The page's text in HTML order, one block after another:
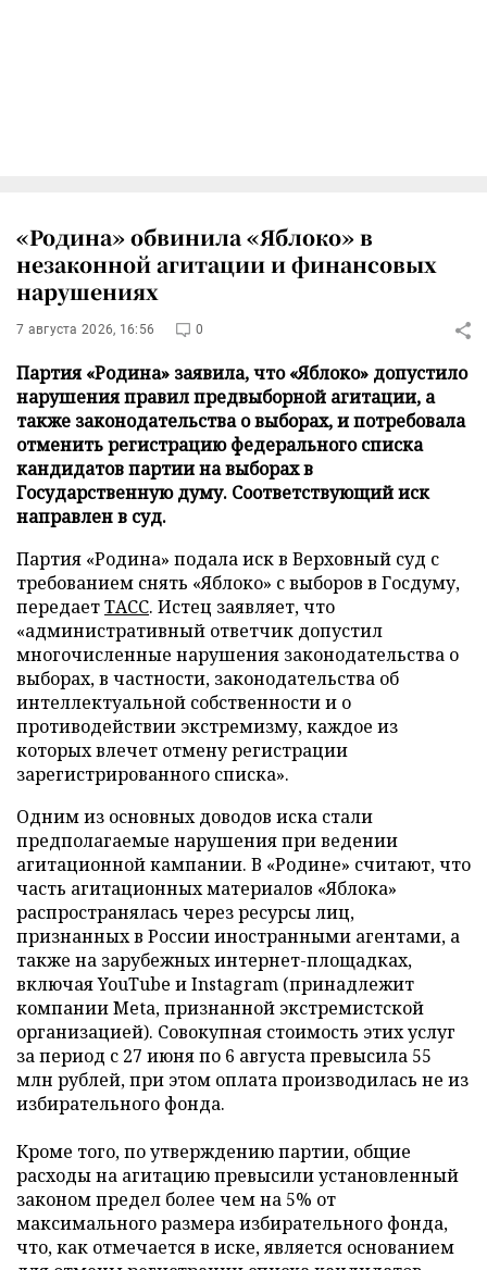
«Родина» обвинила «Яблоко» в
незаконной агитации и финансовых
нарушениях
7 августа 2026, 16:56 0
Партия «Родина» заявила, что «Яблоко» допустило
нарушения правил предвыборной агитации, а
также законодательства о выборах, и потребовала
отменить регистрацию федерального списка
кандидатов партии на выборах в
Государственную думу. Соответствующий иск
направлен в суд.
Партия «Родина» подала иск в Верховный суд с
требованием снять «Яблоко» с выборов в Госдуму,
передаетТАСС. Истец заявляет, что
«административный ответчик допустил
многочисленные нарушения законодательства о
выборах, в частности, законодательства об
интеллектуальной собственности и о
противодействии экстремизму, каждое из
которых влечет отмену регистрации
зарегистрированного списка».
Одним из основных доводов иска стали
предполагаемые нарушения при ведении
агитационной кампании. В «Родине» считают, что
часть агитационных материалов «Яблока»
распространялась через ресурсы лиц,
признанных в России иностранными агентами, а
также на зарубежных интернет-площадках,
включая YouTube и Instagram (принадлежит
компании Meta, признанной экстремистской
организацией). Совокупная стоимость этих услуг
за период с 27 июня по 6 августа превысила 55
млн рублей, при этом оплата производилась не из
избирательного фонда.
Кроме того, по утверждению партии, общие
расходы на агитацию превысили установленный
законом предел более чем на 5% от
максимального размера избирательного фонда,
что, как отмечается в иске, является основанием